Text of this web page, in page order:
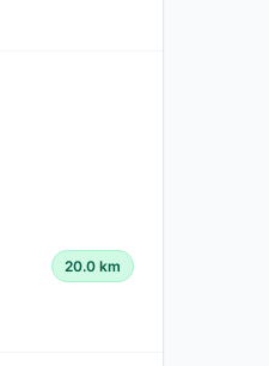
20.0 km